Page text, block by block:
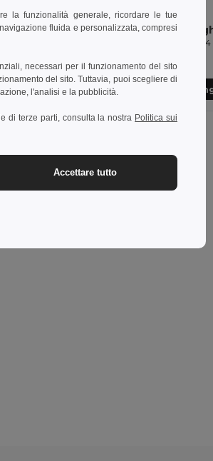
Raschiaghiaccio in PP e paglia di grano
al carrello
Egotier 98184
la funzionalità generale, ricordare le tue
fluida e personalizzata, compresi
necessari per il funzionamento del sito
del sito. Tuttavia, puoi scegliere di
l'analisi e la pubblicità.
di terze parti, consulta la nostra Politica sui
Accettare tutto